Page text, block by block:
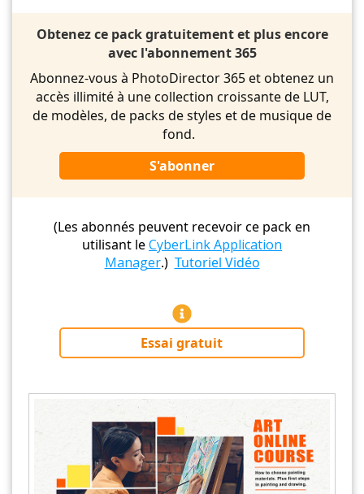
Obtenez ce pack gratuitement et plus encore
avec l'abonnement 365
Abonnez-vous à PhotoDirector 365 et obtenez un
accès illimité à une collection croissante de LUT,
de modèles, de packs de styles et de musique de
fond.
S'abonner
(Les abonnés peuvent recevoir ce pack en
utilisant leCyberLink Application
Manager.) Tutoriel Vidéo
Essai gratuit